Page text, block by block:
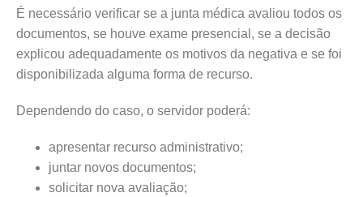
É necessário verificar se a junta médica avaliou todos os
documentos, se houve exame presencial, se a decisão
explicou adequadamente os motivos da negativa e se foi
disponibilizada alguma forma de recurso.
Dependendo do caso, o servidor poderá:
apresentar recurso administrativo;
juntar novos documentos;
solicitar nova avaliação;